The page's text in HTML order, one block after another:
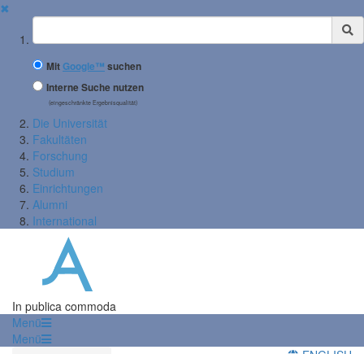
✖
Suchbegriff
MitGoogle™ suchen
Interne Suche nutzen
(eingeschränkte Ergebnisqualität)
Die Universität
Fakultäten
Forschung
Studium
Einrichtungen
Alumni
International
In publica commoda
Menü
Menü